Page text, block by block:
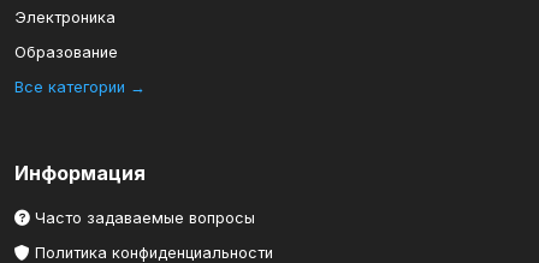
Электроника
Образование
Все категории →
Информация
Часто задаваемые вопросы
Политика конфиденциальности